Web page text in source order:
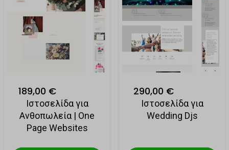
189,00 €
Ιστοσελίδα για
Ανθοπωλεία | One
Page Websites
290,00 €
Ιστοσελίδα για
Wedding Djs